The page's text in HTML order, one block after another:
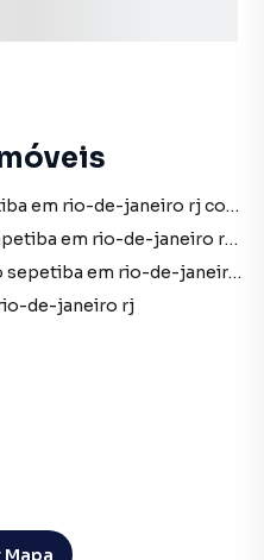
Casa à venda no bairro sepetiba em rio-de-janeiro rj com 1 dormitório
Casa para alugar no bairro sepetiba em rio-de-janeiro rj com 1 dormitório
Imóveis para alugar no bairro sepetiba em rio-de-janeiro rj
de-janeiro rj
rj
Mapa